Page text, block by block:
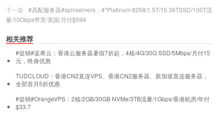
下一篇
#高配服务器#spinservers：4*Platinum 8268/1.5T/15.36TSSD/100T流
量/10Gbps带宽/美国/月付$599
相关推荐
#促销#蓝希云：香港云服务器暑假7折起，4核/4G/30G SSD/5Mbps/月付15
元，终身优惠
TUDCLOUD：香港CN2直连VPS、香港CN2服务器、新加坡直连服务器，
全部首月5折优惠
#促销#OrangeVPS：2核/2GB/30GB NVMe/3TB流量/1Gbps/香港机房/年付
$33.7